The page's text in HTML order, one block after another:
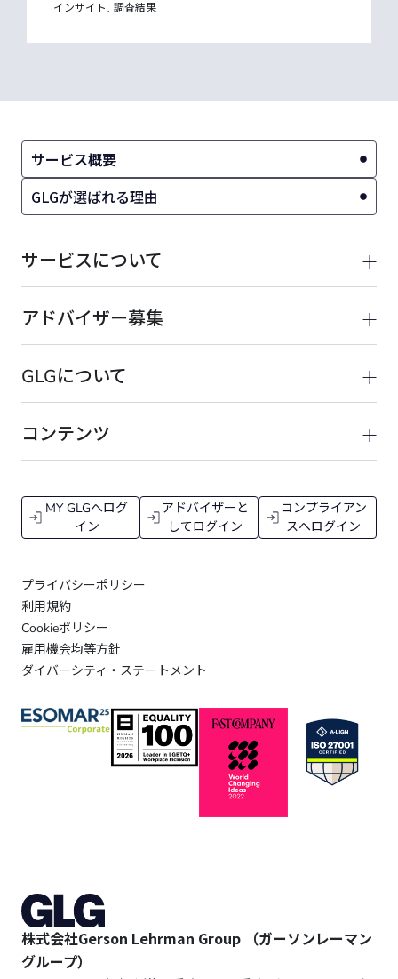
インサイト , 調査結果
サービス概要
GLGが選ばれる理由
サービスについて
アドバイザー募集
GLGについて
コンテンツ
MY GLGへログ
イン
アドバイザーと
してログイン
コンプライアン
スへログイン
プライバシーポリシー
利用規約
Cookieポリシー
雇用機会均等方針
ダイバーシティ・ステートメント
株式会社Gerson Lehrman Group （ガーソンレーマン
グループ）